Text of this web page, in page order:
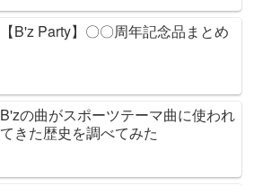
【B'z Party】〇〇周年記念品まとめ
B'zの曲がスポーツテーマ曲に使われ
てきた歴史を調べてみた